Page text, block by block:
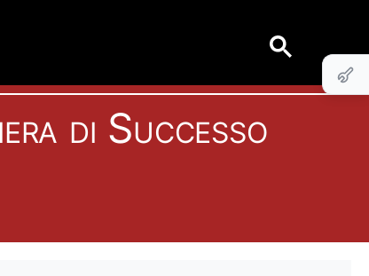
di Successo